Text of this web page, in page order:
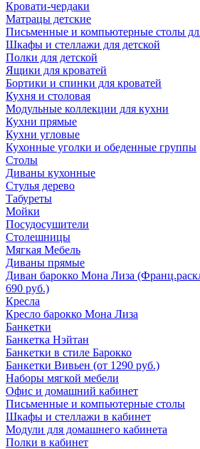
Кровати-чердаки
Матрацы детские
Письменные и компьютерные столы
Шкафы и стеллажи для детской
Полки для детской
Ящики для кроватей
Бортики и спинки для кроватей
Кухня и столовая
Модульные коллекции для кухни
Кухни прямые
Кухни угловые
Кухонные уголки и обеденные группы
Столы
Диваны кухонные
Стулья дерево
Табуреты
Мойки
Посудосушители
Столешницы
Мягкая Мебель
Диваны прямые
Диван барокко Мона Лиза
690 руб.)
Кресла
Кресло барокко Мона Лиза
Банкетки
Банкетка Нэйтан
Банкетки в стиле Барокко
Банкетки Вивьен (от 1290 руб.)
Наборы мягкой мебели
Офис и домашний кабинет
Письменные и компьютерные столы
Шкафы и стеллажи в кабинет
Модули для домашнего кабинета
Полки в кабинет